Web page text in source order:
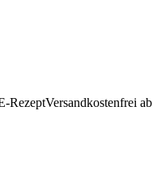
RezeptVersandkostenfrei